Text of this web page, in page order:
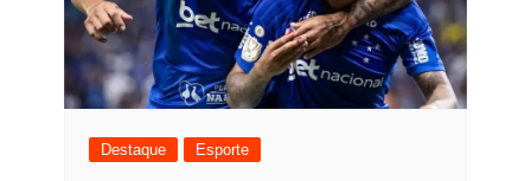
Destaque Esporte